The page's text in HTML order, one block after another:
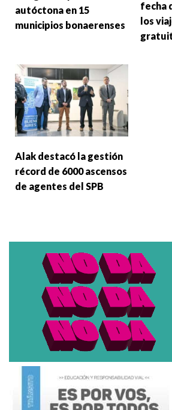
autóctona en 15
municipios bonaerenses
fecha
los
Alak destacó la gestión
récord de 6000 ascensos
de agentes del SPB